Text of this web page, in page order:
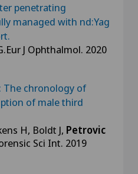
penetrating
managed with nd:Yag
J Ophthalmol. 2020
The chronology of
of male third
H, Boldt J, Petrovic
Sci Int. 2019